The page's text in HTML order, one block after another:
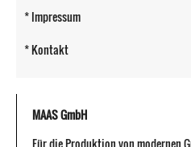
* Impressum
* Kontakt
MAAS GmbH
Für die Produktion von modernen